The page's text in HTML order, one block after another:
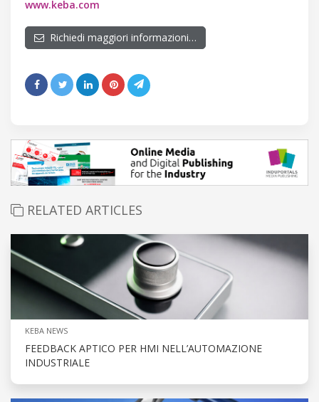
www.keba.com
Richiedi maggiori informazioni…
RELATED ARTICLES
KEBA NEWS
FEEDBACK APTICO PER HMI NELL’AUTOMAZIONE
INDUSTRIALE